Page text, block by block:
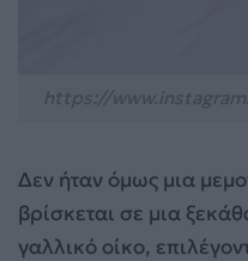
Δεν ήταν όμως μια
βρίσκεται σε μια
γαλλικό οίκο,